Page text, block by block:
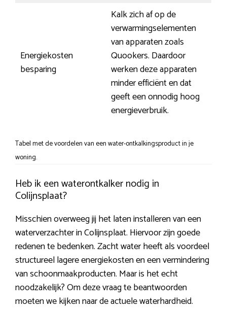
Energiekosten
besparing
Kalk zich af op de
verwarmingselementen
van apparaten zoals
Quookers. Daardoor
werken deze apparaten
minder efficiënt en dat
geeft een onnodig hoog
energieverbruik.
Tabel met de voordelen van een water-ontkalkingsproduct in je
woning.
Heb ik een waterontkalker nodig in
Colijnsplaat?
Misschien overweeg jij het laten installeren van een
waterverzachter in Colijnsplaat. Hiervoor zijn goede
redenen te bedenken. Zacht water heeft als voordeel
structureel lagere energiekosten en een vermindering
van schoonmaakproducten. Maar is het echt
noodzakelijk? Om deze vraag te beantwoorden
moeten we kijken naar de actuele waterhardheid.